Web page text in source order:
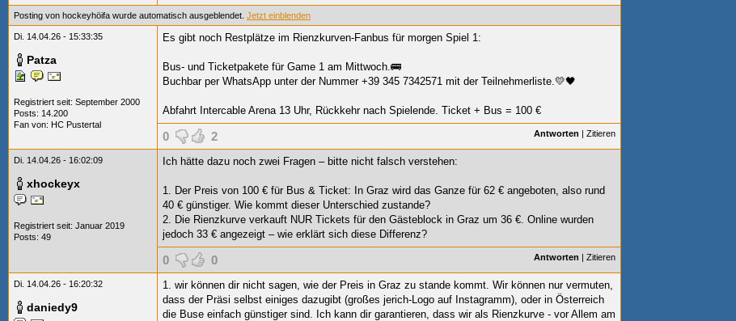
Posting von hockeyhöifa wurde automatisch ausgeblendet. Jetzt einblenden
Di. 14.04.26 - 15:33:35
Patza
Registriert seit: September 2000
Posts: 14.200
Fan von: HC Pustertal
Es gibt noch Restplätze im Rienzkurven-Fanbus für morgen Spiel 1:
Bus‑ und Ticketpakete für Game 1 am Mittwoch.🚌
Buchbar per WhatsApp unter der Nummer +39 345 7342571 mit der Teilnehmerliste.💛🖤
Abfahrt Intercable Arena 13 Uhr, Rückkehr nach Spielende. Ticket + Bus = 100 €
0 2 Antworten | Zitieren
Di. 14.04.26 - 16:02:09
xhockeyx
Registriert seit: Januar 2019
Posts: 49
Ich hätte dazu noch zwei Fragen – bitte nicht falsch verstehen:
1. Der Preis von 100 € für Bus & Ticket: In Graz wird das Ganze für 62 € angeboten, also rund
40 € günstiger. Wie kommt dieser Unterschied zustande?
2. Die Rienzkurve verkauft NUR Tickets für den Gästeblock in Graz um 36 €. Online wurden
jedoch 33 € angezeigt – wie erklärt sich diese Differenz?
0 0 Antworten | Zitieren
Di. 14.04.26 - 16:20:32
daniedy9
1. wir können dir nicht sagen, wie der Preis in Graz zu stande kommt. Wir können nur vermuten,
dass der Präsi selbst einiges dazugibt (großes jerich-Logo auf Instagramm), oder in Österreich
die Buse einfach günstiger sind. Ich kann dir garantieren, dass wir als Rienzkurve - vor Allem am